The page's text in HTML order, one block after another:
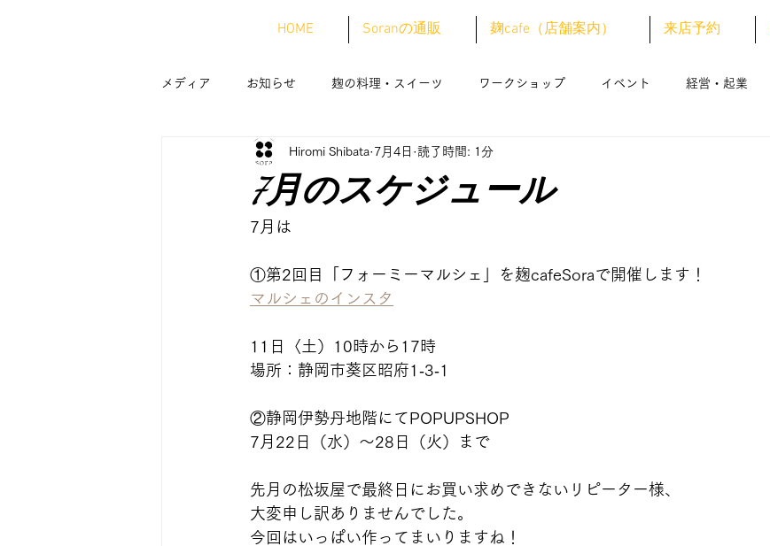
HOME Soranの通販 麹cafe（店舗案内） 来店予約
メディア お知らせ 麹の料理・スイーツ ワークショップ イベント 経営・起業
7月のスケジュール
Hiromi Shibata 7月4日 読了時間: 1分
7月は
①第2回目「フォーミーマルシェ」を麹cafeSoraで開催します！
マルシェのインスタ
11日〈土）10時から17時
場所：静岡市葵区昭府1‐3‐1
②静岡伊勢丹地階にてPOPUPSHOP
7月22日（水）～28日（火）まで
先月の松坂屋で最終日にお買い求めできないリピーター様、
大変申し訳ありませんでした。
今回はいっぱい作ってまいりますね！